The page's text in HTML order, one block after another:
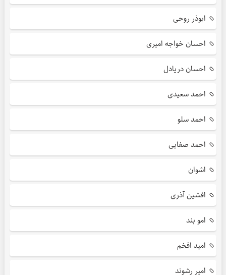
ابوذر روحی
احسان خواجه امیری
احسان دریادل
احمد سعیدی
احمد سلو
احمد صفایی
اشوان
افشین آذری
امو بند
امید افخم
امیر رشوند